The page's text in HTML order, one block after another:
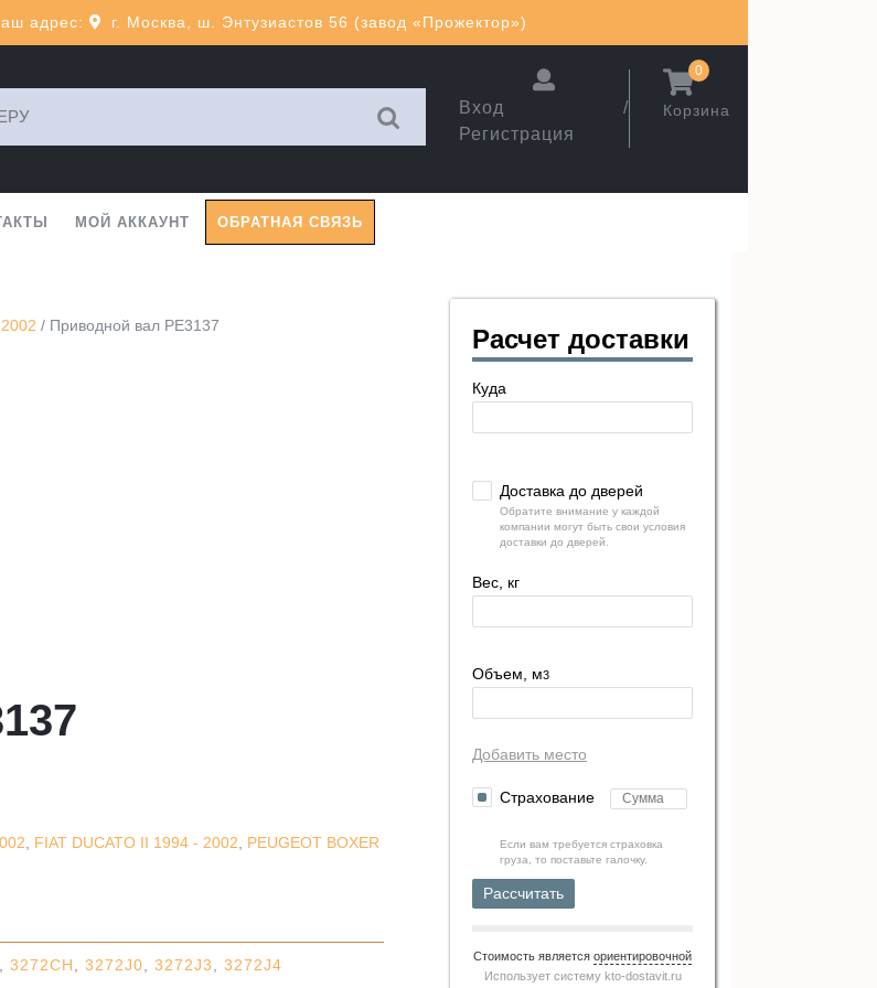
адрес: г. Москва, ш. Энтузиастов 56 (завод «Прожектор»)
Вход /
Регистрация
Корзина
0
МОЙ АККАУНТ ОБРАТНАЯ СВЯЗЬ
/ Приводной вал PE3137
, FIAT DUCATO II 1994 - 2002, PEUGEOT BOXER
, 3272CH, 3272J0, 3272J3, 3272J4
Расчет доставки
Куда
Доставка до дверей
Обратите внимание у каждой
компании могут быть свои условия
доставки до дверей.
Вес, кг
Объем, м3
Добавить место
Страхование
Если вам требуется страховка
груза, то поставьте галочку.
Рассчитать
Стоимость является ориентировочной
Использует систему kto-dostavit.ru